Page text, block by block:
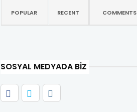
POPULAR RECENT COMMENTS
SOSYAL MEDYADA BIZ